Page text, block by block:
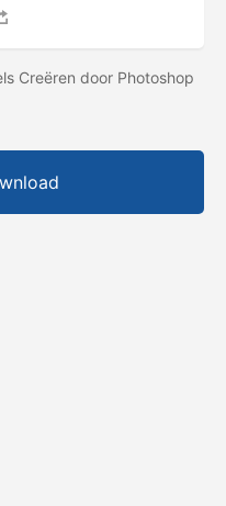
Creëren door Photoshop